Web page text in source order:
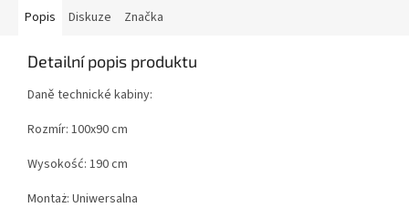
Popis Diskuze Značka
Detailní popis produktu
Daně technické kabiny:
Rozmír: 100x90 cm
Wysokość: 190 cm
Montaż: Uniwersalna